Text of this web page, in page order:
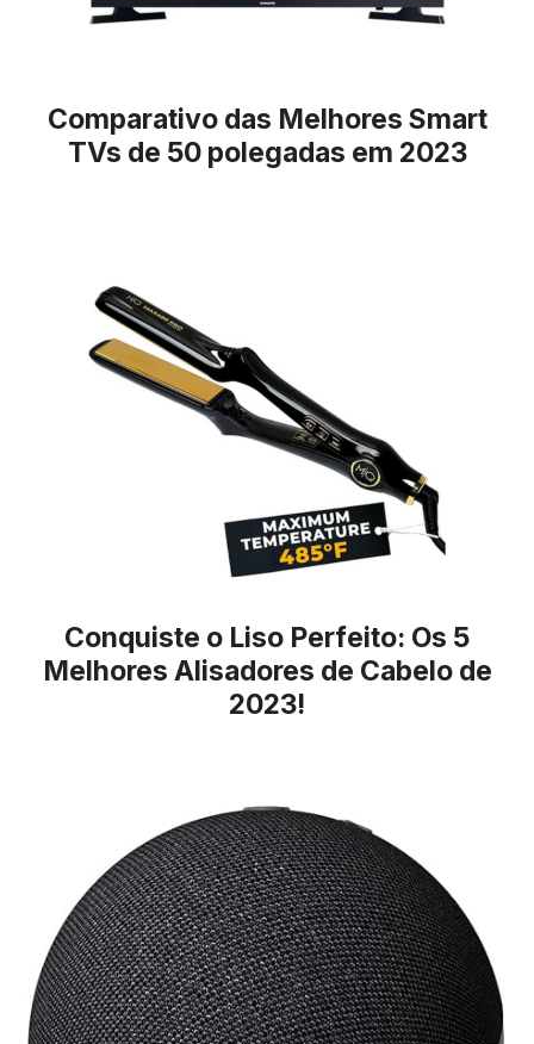
Comparativo das Melhores Smart
TVs de 50 polegadas em 2023
Conquiste o Liso Perfeito: Os 5
Melhores Alisadores de Cabelo de
2023!